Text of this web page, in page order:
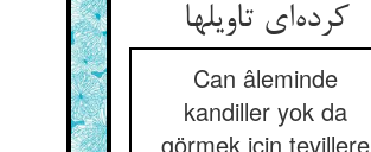
کرده‌ای تاویلها
Can âleminde
kandiller yok da
görmek için tevillere